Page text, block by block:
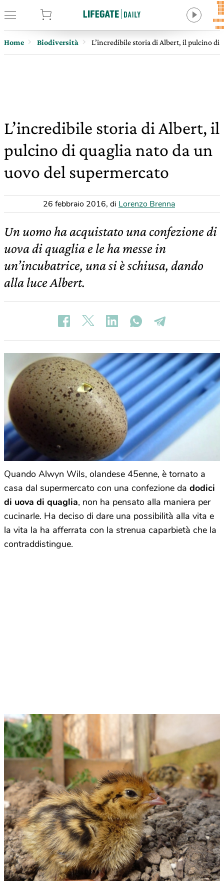
Home Biodiversità L’incredibile storia di Albert, il pulcino di
L’incredibile storia di Albert, il
pulcino di quaglia nato da un
uovo del supermercato
26 febbraio 2016, di Lorenzo Brenna
Un uomo ha acquistato una confezione di
uova di quaglia e le ha messe in
un’incubatrice, una si è schiusa, dando
alla luce Albert.
Quando Alwyn Wils, olandese 45enne, è tornato a
casa dal supermercato con una confezione da dodici
di uova di quaglia, non ha pensato alla maniera per
cucinarle. Ha deciso di dare una possibilità alla vita e
la vita la ha afferrata con la strenua caparbietà che la
contraddistingue.